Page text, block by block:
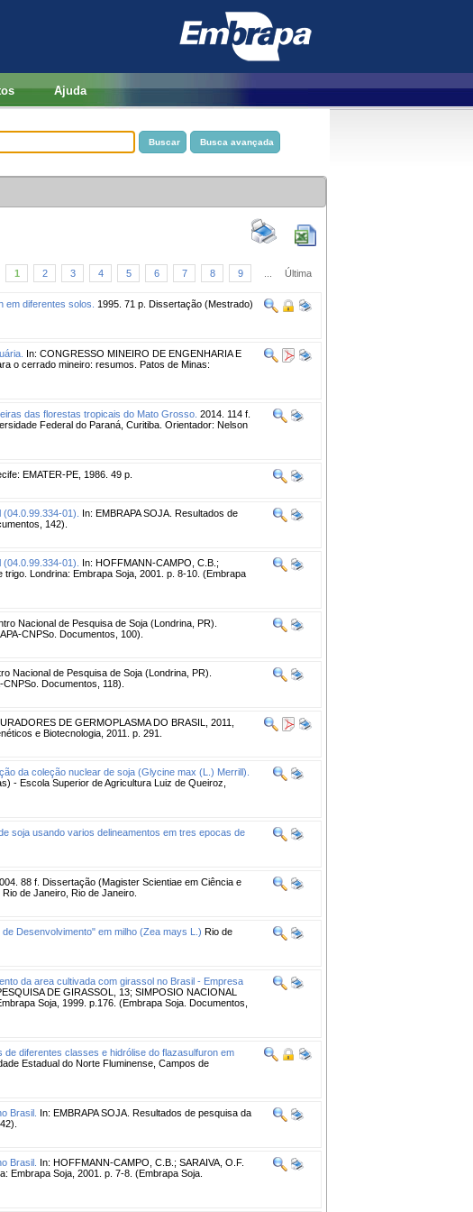
Ajuda
1 2 3 4 5 6 7 8 9 Última
em diferentes solos.
1995. 71 p. Dissertação (Mestrado)
In: CONGRESSO MINEIRO DE ENGENHARIA E
o cerrado mineiro: resumos. Patos de Minas:
das florestas tropicais do Mato Grosso. 2014. 114 f.
Federal do Paraná, Curitiba. Orientador: Nelson
EMATER-PE, 1986. 49 p.
01).
In: EMBRAPA SOJA. Resultados de
142).
01).
In: HOFFMANN-CAMPO, C.B.;
Londrina: Embrapa Soja, 2001. p. 8-10. (Embrapa
Nacional de Pesquisa de Soja (Londrina, PR).
CNPSo. Documentos, 100).
Nacional de Pesquisa de Soja (Londrina, PR).
Documentos, 118).
DE GERMOPLASMA DO BRASIL, 2011,
e Biotecnologia, 2011. p. 291.
da coleção nuclear de soja (Glycine max (L.) Merrill).
- Escola Superior de Agricultura Luiz de Queiroz,
soja usando varios delineamentos em tres epocas de
88 f. Dissertação (Magister Scientiae em Ciência e
de Janeiro, Rio de Janeiro.
Desenvolvimento" em milho (Zea mays L.) Rio de
da area cultivada com girassol no Brasil - Empresa
DE GIRASSOL, 13; SIMPOSIO NACIONAL
Soja, 1999. p.176. (Embrapa Soja. Documentos,
diferentes classes e hidrólise do flazasulfuron em
Estadual do Norte Fluminense, Campos de
Brasil. In: EMBRAPA SOJA. Resultados de pesquisa da
Brasil. In: HOFFMANN-CAMPO, C.B.; SARAIVA, O.F.
Embrapa Soja, 2001. p. 7-8. (Embrapa Soja.